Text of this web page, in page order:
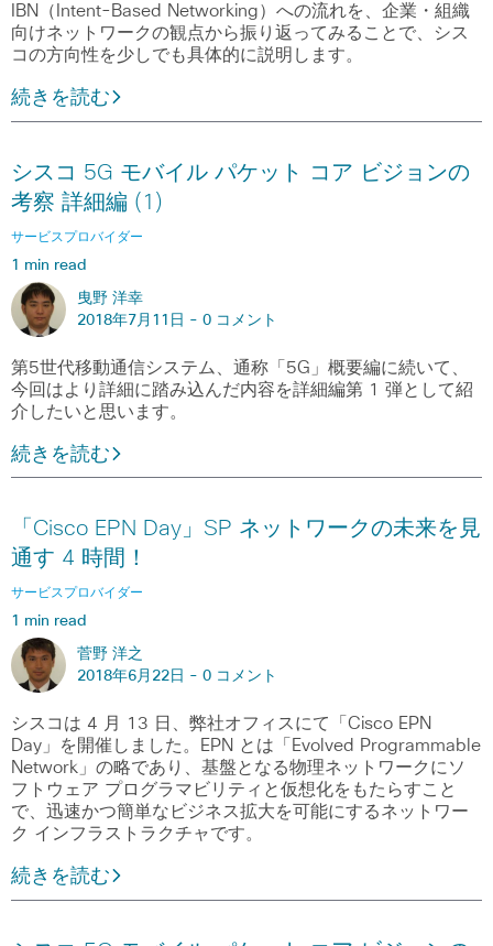
IBN（Intent-Based Networking）への流れを、企業・組織
向けネットワークの観点から振り返ってみることで、シス
コの方向性を少しでも具体的に説明します。
続きを読む
シスコ 5G モバイル パケット コア ビジョンの
考察 詳細編 (1)
サービスプロバイダー
1 min read
曳野 洋幸
2018年7月11日 - 0 コメント
第5世代移動通信システム、通称「5G」概要編に続いて、
今回はより詳細に踏み込んだ内容を詳細編第 1 弾として紹
介したいと思います。
続きを読む
「Cisco EPN Day」SP ネットワークの未来を見
通す 4 時間！
サービスプロバイダー
1 min read
菅野 洋之
2018年6月22日 - 0 コメント
シスコは 4 月 13 日、弊社オフィスにて「Cisco EPN
Day」を開催しました。EPN とは「Evolved Programmable
Network」の略であり、基盤となる物理ネットワークにソ
フトウェア プログラマビリティと仮想化をもたらすこと
で、迅速かつ簡単なビジネス拡大を可能にするネットワー
ク インフラストラクチャです。
続きを読む